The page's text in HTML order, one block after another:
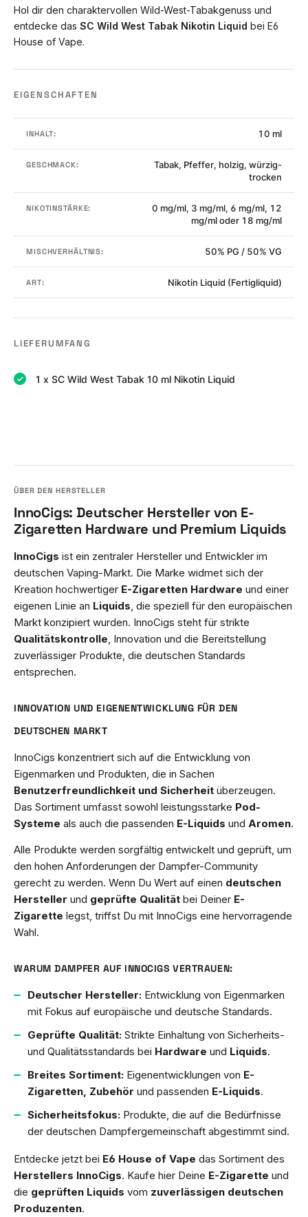
Hol dir den charaktervollen Wild-West-Tabakgenuss und
entdecke das SC Wild West Tabak Nikotin Liquid bei E6
House of Vape.
EIGENSCHAFTEN
INHALT: 10 ml
GESCHMACK:
Tabak, Pfeffer, holzig, würzig-
trocken
NIKOTINSTÄRKE:
0 mg/ml, 3 mg/ml, 6 mg/ml, 12
mg/ml oder 18 mg/ml
MISCHVERHÄLTNIS: 50% PG / 50% VG
ART: Nikotin Liquid (Fertigliquid)
LIEFERUMFANG
1 x SC Wild West Tabak 10 ml Nikotin Liquid
InnoCigs: Deutscher Hersteller von E-
Zigaretten Hardware und Premium Liquids
InnoCigs ist ein zentraler Hersteller und Entwickler im
deutschen Vaping-Markt. Die Marke widmet sich der
Kreation hochwertiger E-Zigaretten Hardware und einer
eigenen Linie an Liquids , die speziell für den europäischen
Markt konzipiert wurden. InnoCigs steht für strikte
Qualitätskontrolle , Innovation und die Bereitstellung
zuverlässiger Produkte, die deutschen Standards
entsprechen.
INNOVATION UND EIGENENTWICKLUNG FÜR DEN
DEUTSCHEN MARKT
InnoCigs konzentriert sich auf die Entwicklung von
Eigenmarken und Produkten, die in Sachen
Benutzerfreundlichkeit und Sicherheit überzeugen.
Das Sortiment umfasst sowohl leistungsstarke Pod-
Systeme als auch die passenden E-Liquids und Aromen.
Alle Produkte werden sorgfältig entwickelt und geprüft, um
den hohen Anforderungen der Dampfer-Community
gerecht zu werden. Wenn Du Wert auf einen deutschen
Hersteller und geprüfte Qualität bei Deiner E-
Zigarette legst, triffst Du mit InnoCigs eine hervorragende
Wahl.
WARUM DAMPFER AUF INNOCIGS VERTRAUEN:
Deutscher Hersteller: Entwicklung von Eigenmarken
mit Fokus auf europäische und deutsche Standards.
Geprüfte Qualität: Strikte Einhaltung von Sicherheits-
und Qualitätsstandards bei Hardware und Liquids.
Breites Sortiment: Eigenentwicklungen von E-
Zigaretten, Zubehör und passenden E-Liquids.
Sicherheitsfokus: Produkte, die auf die Bedürfnisse
der deutschen Dampfergemeinschaft abgestimmt sind.
Entdecke jetzt bei E6 House of Vape das Sortiment des
Herstellers InnoCigs. Kaufe hier Deine E-Zigarette und
die geprüften Liquids vom zuverlässigen deutschen
Produzenten.